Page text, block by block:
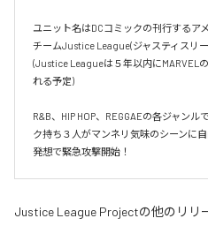
ユニット名はDCコミックの刊行するア
チームJustice League(ジャスティスリ
(Justice Leagueは５年以内にMARVEL
れる予定)
R&B、HIP HOP、REGGAEの各ジャン
ク持ち３人がマンネリ気味のシーンに
発想で緊急攻撃開始！
Justice League Projectの他のリリ